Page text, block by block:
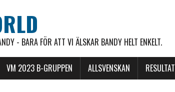
- BARA FÖR ATT VI ÄLSKAR BANDY HELT ENKELT.
VM 2023 B-GRUPPEN ALLSVENSKAN RESULTAT